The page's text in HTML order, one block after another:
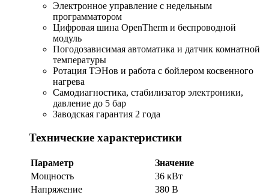
Электронное управление с недельным
программатором
Цифровая шина OpenTherm и беспроводной
модуль
Погодозависимая автоматика и датчик комнатной
температуры
Ротация ТЭНов и работа с бойлером косвенного
нагрева
Самодиагностика, стабилизатор электроники,
давление до 5 бар
Заводская гарантия 2 года
Технические характеристики
Параметр
Значение
Мощность
36 кВт
Напряжение
380 В